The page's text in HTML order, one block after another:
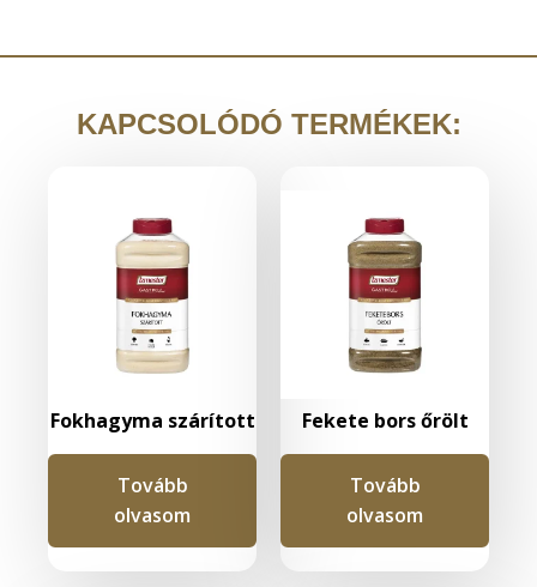
KAPCSOLÓDÓ TERMÉKEK:
Fokhagyma szárított
Tovább
olvasom
Fekete bors őrölt
Tovább
olvasom